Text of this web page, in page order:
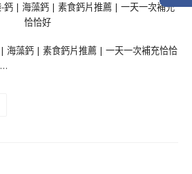
海藻鈣 | 素食鈣片推薦 | 一天一次補充恰恰